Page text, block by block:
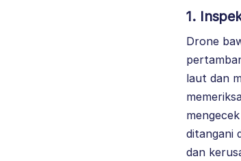
1.
Drone
laut dan
ditangani
dan